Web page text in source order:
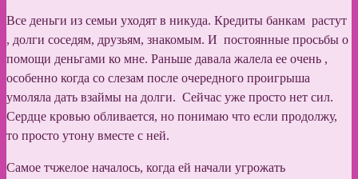
Все деньги из семьи уходят в никуда. Кредиты банкам растут
, долги соседям, друзьям, знакомым. И постоянные просьбы о
помощи деньгами ко мне. Раньше давала жалела ее очень ,
особенно когда со слезам после очередного проигрыша
умоляла дать взаймы на долги. Сейчас уже просто нет сил.
Сердце кровью обливается, но понимаю что если продолжу,
то просто утону вместе с ней.
Самое тчжелое началось, когда ей начали угрожать